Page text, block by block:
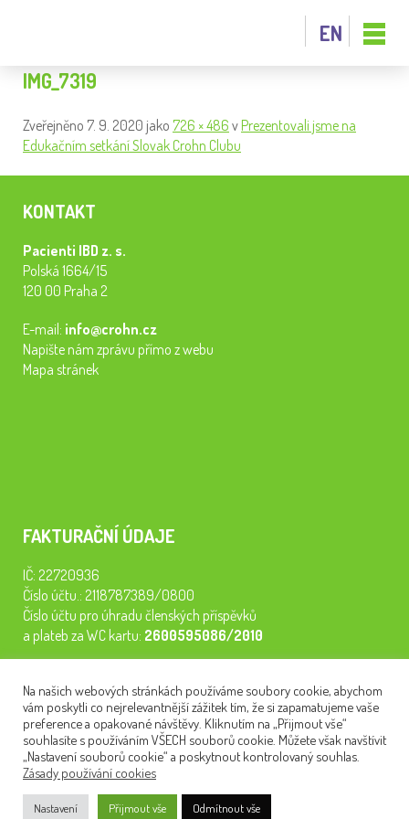
EN
IMG_7319
Zveřejněno 7. 9. 2020 jako 726 × 486 v Prezentovali jsme na
Edukačním setkání Slovak Crohn Clubu
KONTAKT
Pacienti IBD z. s.
Polská 1664/15
120 00 Praha 2
E-mail: info@crohn.cz
Napište nám zprávu přímo z webu
Mapa stránek
FAKTURAČNÍ ÚDAJE
IČ: 22720936
Číslo účtu.: 2118787389/0800
Číslo účtu pro úhradu členských příspěvků
a plateb za WC kartu: 2600595086/2010
semináře, konferenci, plavbu na lodi a WC kartu. Z peněz
tiskneme odborné publikace pro pacienty.
NEWSLETTER
Na našich webových stránkách používáme soubory cookie, abychom
vám poskytli co nejrelevantnější zážitek tím, že si zapamatujeme vaše
preference a opakované návštěvy. Kliknutím na „Přijmout vše“
souhlasíte s používáním VŠECH souborů cookie. Můžete však navštívit
„Nastavení souborů cookie“ a poskytnout kontrolovaný souhlas.
Zásady používání cookies
Nastavení Přijmout vše Odmítnout vše